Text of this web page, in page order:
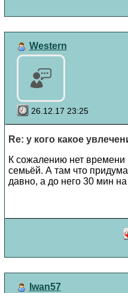
Western
26.12.17 23:25
Re: у кого какое
К сожалению нет времени
семьёй. А там что
давно, а до него 30 мин
Iwan57